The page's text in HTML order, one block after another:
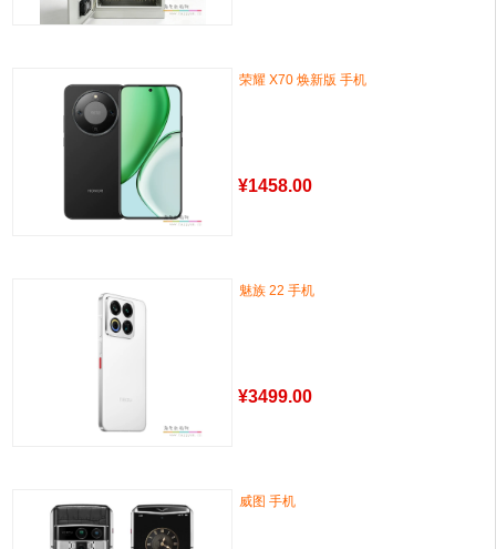
荣耀 X70 焕新版 手机
¥1458.00
魅族 22 手机
¥3499.00
威图 手机